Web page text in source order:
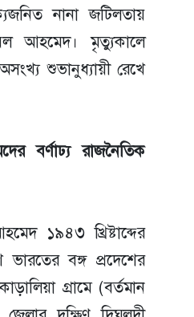
নানা জটিলতায়
আহমেদ। মৃত্যুকালে
শুভানুধ্যায়ী রেখে
বর্ণাঢ্য রাজনৈতিক
১৯৪৩ খ্রিষ্টাব্দের
ভারতের বঙ্গ প্রদেশের
গ্রামে (বর্তমান